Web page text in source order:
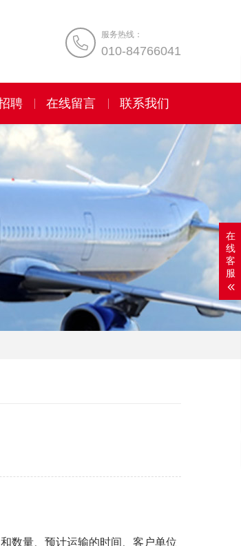
服务热线：
010-84766041
聘 在线留言 联系我们
数量、预计运输的时间、客户单位
在
线
客
服